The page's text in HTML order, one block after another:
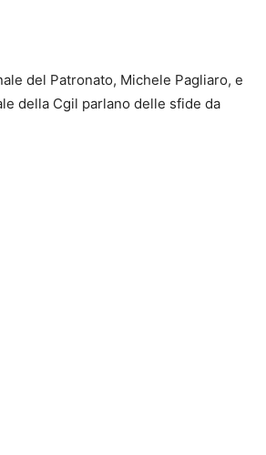
del Patronato, Michele Pagliaro, e
della Cgil parlano delle sfide da